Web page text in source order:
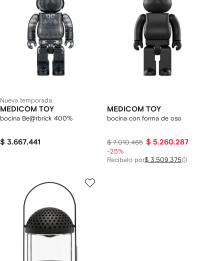
Nueva temporada
MEDICOM TOY
bocina Be@rbrick 400%
$ 3.667.441
MEDICOM TOY
bocina con forma de oso
$ 7.010.465 $ 5.260.287
-25%
Recíbelo por$ 3.509.375